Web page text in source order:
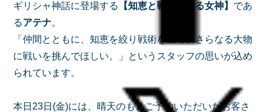
ギリシャ神話に登場する 【知恵と戦術を司る女神】 であ
るアテナ。
「仲間とともに、知恵を絞り戦術を立て、さらなる大物
に戦いを挑んでほしい。」というスタッフの思いが込め
られています。
本日23日(金)には、晴天のもとご予約いただいたお客さ